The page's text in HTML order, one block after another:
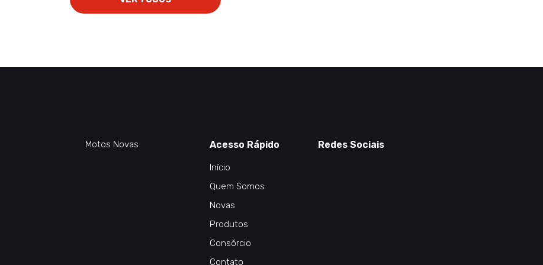
Motos Novas Acesso Rápido
Início
Quem Somos
Novas
Produtos
Consórcio
Contato
Redes Sociais